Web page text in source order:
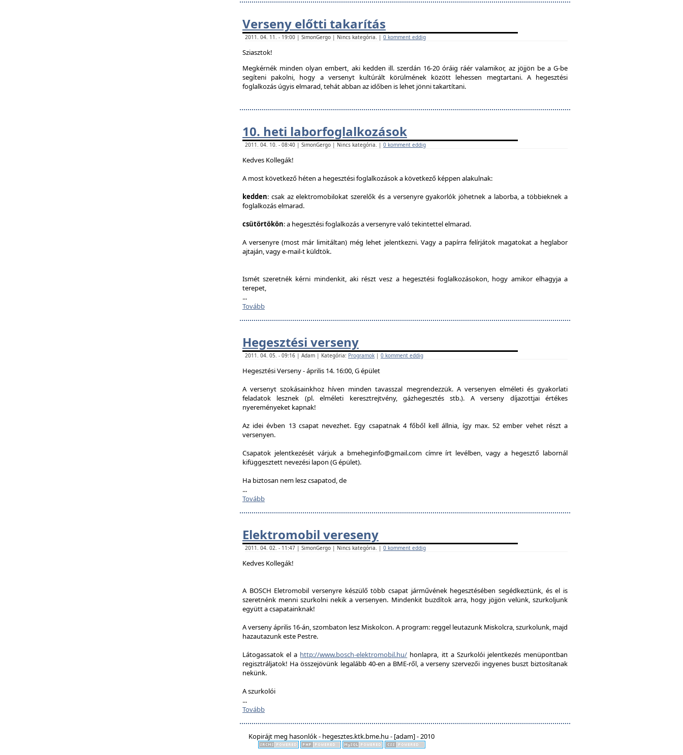
Verseny előtti takarítás
2011. 04. 11. - 19:00 | SimonGergo | Nincs kategória. | 0 komment eddig
Sziasztok!
Megkérnék minden olyan embert, aki kedden ill. szerdán 16-20 óráig ráér valamikor, az jöjjön be a G-be
segíteni pakolni, hogy a versenyt kultúrált körülmének között lehessen megtartani. A hegesztési
foglalkozás úgyis elmarad, tehát abban az időben is lehet jönni takartítani.
10. heti laborfoglalkozások
2011. 04. 10. - 08:40 | SimonGergo | Nincs kategória. | 0 komment eddig
Kedves Kollegák!
A most következő héten a hegesztési foglalkozások a következő képpen alakulnak:
kedden: csak az elektromobilokat szerelők és a versenyre gyakorlók jöhetnek a laborba, a többieknek a
foglalkozás elmarad.
csütörtökön: a hegesztési foglalkozás a versenyre való tekintettel elmarad.
A versenyre (most már limitáltan) még lehet jelentkezni. Vagy a papírra felírjátok magatokat a heglabor
ajtaján, vagy e-mail-t küldtök.
Ismét szeretnék kérni mindenkit, aki részt vesz a hegesztési foglalkozásokon, hogy amikor elhagyja a
terepet,
...
Tovább
Hegesztési verseny
2011. 04. 05. - 09:16 | Adam | Kategória: Programok | 0 komment eddig
Hegesztési Verseny - április 14. 16:00, G épület
A versenyt szokásainkhoz híven minden tavasszal megrendezzük. A versenyen elméleti és gyakorlati
feladatok lesznek (pl. elméleti keresztrejtvény, gázhegesztés stb.). A verseny díjazottjai értékes
nyereményeket kapnak!
Az idei évben 13 csapat nevezhet. Egy csapatnak 4 főből kell állnia, így max. 52 ember vehet részt a
versenyen.
Csapatok jelentkezését várjuk a bmeheginfo@gmail.com címre írt levélben, vagy a hegesztő labornál
kifüggesztett nevezési lapon (G épület).
Ha biztosan nem lesz csapatod, de
...
Tovább
Elektromobil vereseny
2011. 04. 02. - 11:47 | SimonGergo | Nincs kategória. | 0 komment eddig
Kedves Kollegák!
A BOSCH Eletromobil versenyre készülő több csapat járművének hegesztésében segédkeztünk, és el is
szeretnénk menni szurkolni nekik a versenyen. Mindenkit buzdítok arra, hogy jöjjön velünk, szurkoljunk
együtt a csapatainknak!
A verseny április 16-án, szombaton lesz Miskolcon. A program: reggel leutazunk Miskolcra, szurkolunk, majd
hazautazunk este Pestre.
Látogassatok el a http://www.bosch-elektromobil.hu/ honlapra, itt a Szurkolói jelentkezés menüpontban
regisztráljatok! Ha összejövünk legalább 40-en a BME-ről, a verseny szervezői ingyenes buszt biztosítanak
nekünk.
A szurkolói
...
Tovább
Kopirájt meg hasonlók - hegesztes.ktk.bme.hu - [adam] - 2010